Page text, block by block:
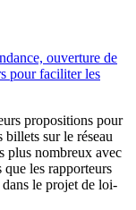
ouverture de
pour faciliter les
propositions pour
billets sur le réseau
plus nombreux avec
les rapporteurs
le projet de loi-